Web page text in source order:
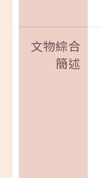
文物綜合
簡述